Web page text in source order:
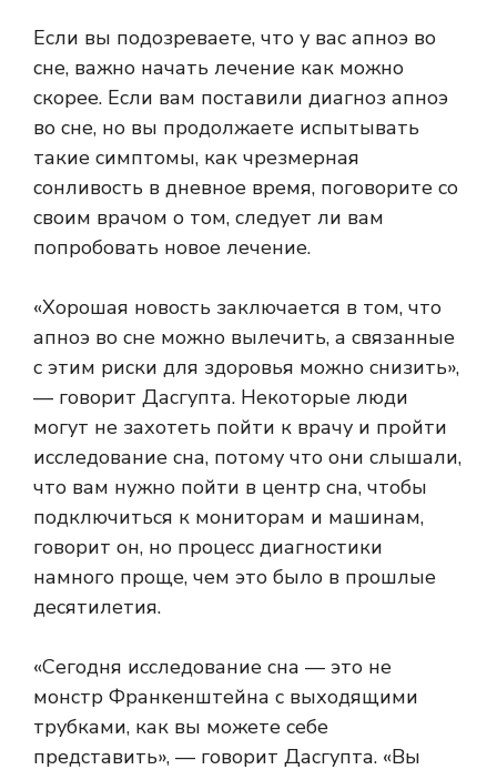
Если вы подозреваете, что у вас апноэ во
сне, важно начать лечение как можно
скорее. Если вам поставили диагноз апноэ
во сне, но вы продолжаете испытывать
такие симптомы, как чрезмерная
сонливость в дневное время, поговорите со
своим врачом о том, следует ли вам
попробовать новое лечение.
«Хорошая новость заключается в том, что
апноэ во сне можно вылечить, а связанные
с этим риски для здоровья можно снизить»,
— говорит Дасгупта. Некоторые люди
могут не захотеть пойти к врачу и пройти
исследование сна, потому что они слышали,
что вам нужно пойти в центр сна, чтобы
подключиться к мониторам и машинам,
говорит он, но процесс диагностики
намного проще, чем это было в прошлые
десятилетия.
«Сегодня исследование сна — это не
монстр Франкенштейна с выходящими
трубками, как вы можете себе
представить», — говорит Дасгупта. «Вы